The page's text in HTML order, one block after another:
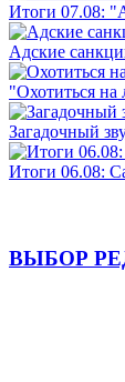
Итоги 07.08:
Адские
"Охотиться на
Загадочный
Итоги 06.08:
ВЫБОР